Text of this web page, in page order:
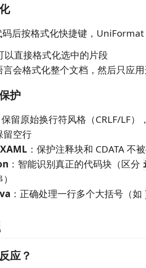
后按格式化快捷键，
以直接格式化选中的片段
言会格式化整个文档，然后只应
护
留原始换行符风格（CRLF/LF）
留空行
：保护注释块和 CDATA 不
：智能识别真正的代码块（区分
：正确处理一行多个大括号（如
应？